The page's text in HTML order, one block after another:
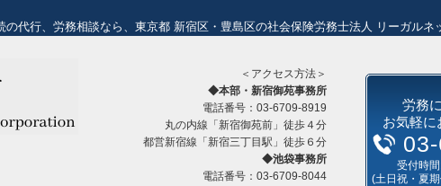
代行、労務相談なら、東京都 新宿区・豊島区の社会保険労務士法人 リーガルネ
＜アクセス方法＞
◆本部・新宿御苑事務所
電話番号：03-6709-8919
丸の内線「新宿御苑前」徒歩４分
都営新宿線「新宿三丁目駅」徒歩６分
◆池袋事務所
電話番号：03-6709-8044
労務
お気軽に
受付時
(土日祝・夏